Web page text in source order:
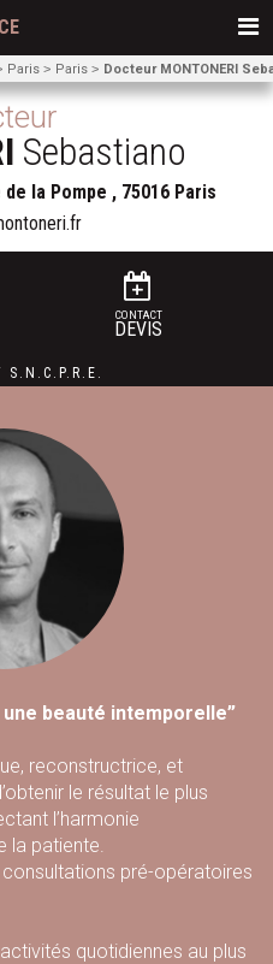
Paris Paris Docteur MONTONERI
Sebastiano
de la Pompe , 75016 Paris
CONTACT
DEVIS
S.N.C.P.R.E.
beauté intemporelle”
reconstructrice, et
le résultat le plus
l’harmonie
la patiente.
pré-opératoires
quotidiennes au plus